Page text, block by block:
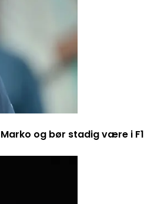
og bør stadig være i F1